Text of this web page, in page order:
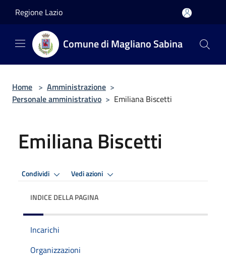
Regione Lazio
Comune di Magliano Sabina
Home > Amministrazione >
Personale amministrativo > Emiliana Biscetti
Emiliana Biscetti
Condividi Vedi azioni
INDICE DELLA PAGINA
Incarichi
Organizzazioni